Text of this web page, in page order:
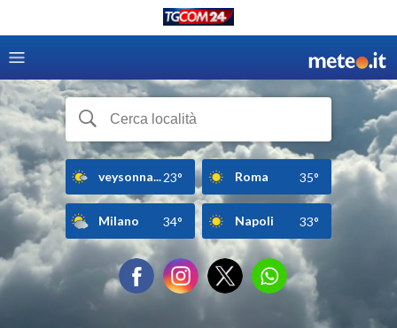
veysonna...23° Roma 35°
Milano 34° Napoli 33°